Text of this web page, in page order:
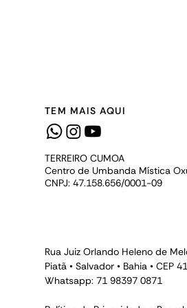
TEM MAIS AQUI
TERREIRO CUMOA
Centro de Umbanda Mística
CNPJ: 47.158.656/0001-09
Rua Juiz Orlando Heleno de
Piatã • Salvador • Bahia • CEP
Whatsapp: 71 98397 0871